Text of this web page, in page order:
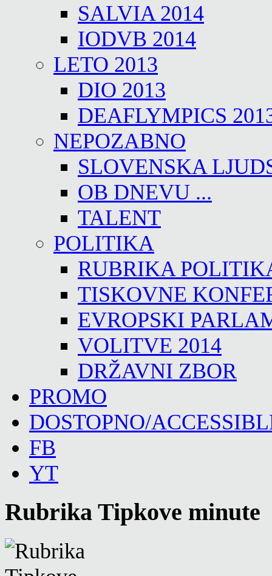
SALVIA 2014
IODVB 2014
LETO 2013
DIO 2013
DEAFLYMPICS
NEPOZABNO
SLOVENSKA
OB DNEVU ...
TALENT
POLITIKA
RUBRIKA
TISKOVNE
EVROPSKI
VOLITVE 2014
DRŽAVNI ZBOR
PROMO
DOSTOPNO/
FB
YT
Rubrika Tipkove minute